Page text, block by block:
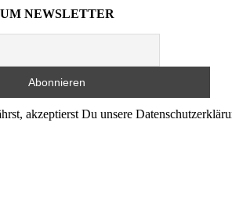
NEWSLETTER
akzeptierst Du unsere